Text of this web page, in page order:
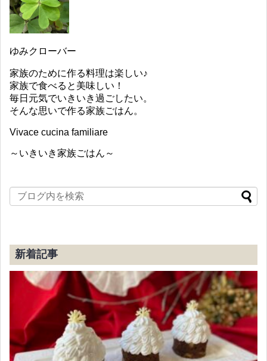
ゆみクローバー
家族のために作る料理は楽しい♪
家族で食べると美味しい！
毎日元気でいきいき過ごしたい。
そんな思いで作る家族ごはん。
Vivace cucina familiare
～いきいき家族ごはん～
新着記事